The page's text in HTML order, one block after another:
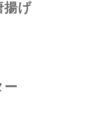
揚げ
イ
ター